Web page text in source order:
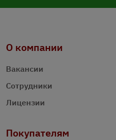
О компании
Вакансии
Сотрудники
Лицензии
Покупателям